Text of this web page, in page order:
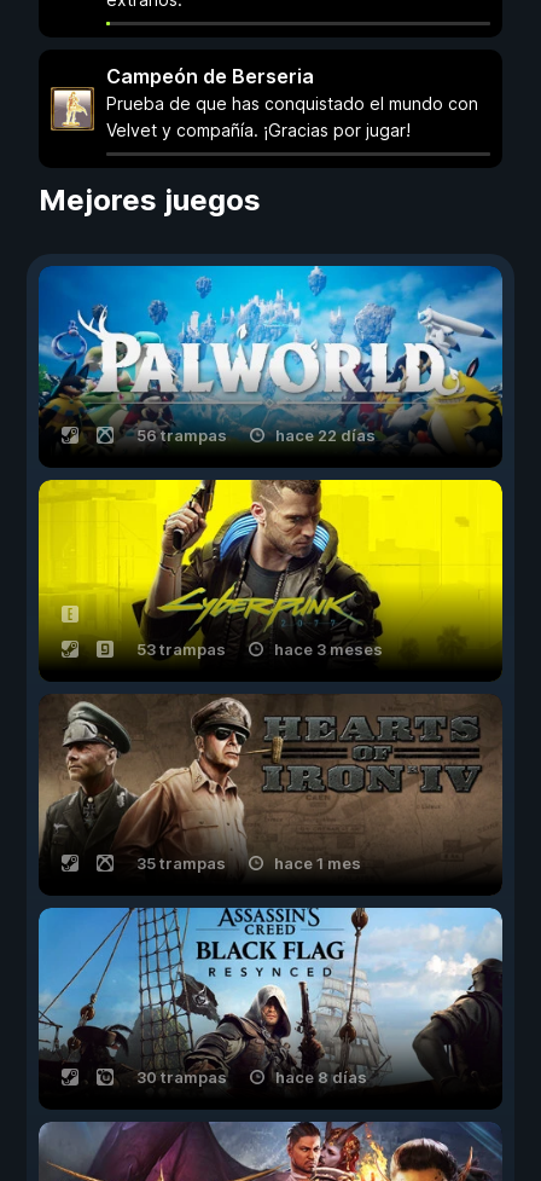
Campeón de Berseria
Prueba de que has conquistado el mundo con
Velvet y compañía. ¡Gracias por jugar!
Mejores juegos
56 trampas hace 22 días
53 trampas hace 3 meses
35 trampas hace 1 mes
30 trampas hace 8 días